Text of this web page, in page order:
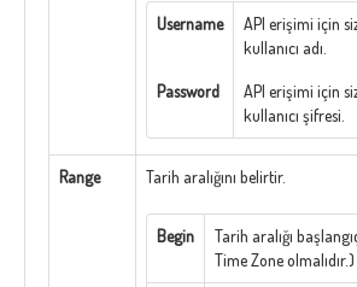
Username
API erişimi için
kullanıcı adı.
Password
API erişimi için
kullanıcı şifresi.
Range Tarih aralığını belirtir.
Begin
Tarih aralığı
Time Zone olmalıdır.)